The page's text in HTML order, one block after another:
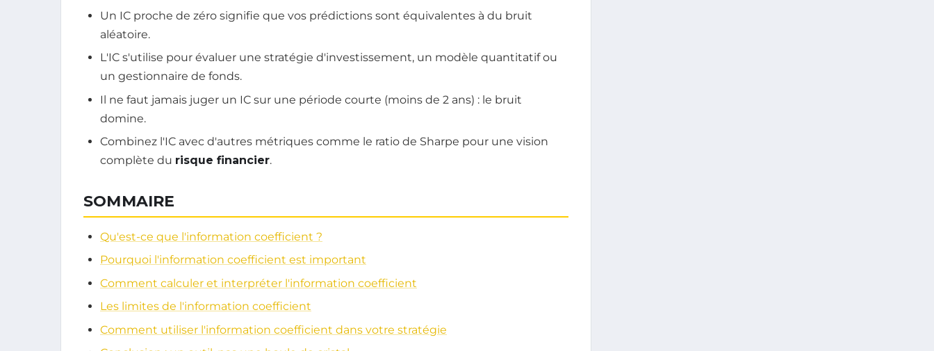
Un IC proche de zéro signifie que vos prédictions sont équivalentes à du bruit
aléatoire.
L'IC s'utilise pour évaluer une stratégie d'investissement, un modèle quantitatif ou
un gestionnaire de fonds.
Il ne faut jamais juger un IC sur une période courte (moins de 2 ans) : le bruit
domine.
Combinez l'IC avec d'autres métriques comme le ratio de Sharpe pour une vision
complète du risque financier.
SOMMAIRE
Qu'est-ce que l'information coefficient ?
Pourquoi l'information coefficient est important
Comment calculer et interpréter l'information coefficient
Les limites de l'information coefficient
Comment utiliser l'information coefficient dans votre stratégie